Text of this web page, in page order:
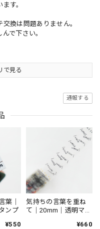
す。
換は問題ありません。
で下さい。
で見る
通報する
葉｜
ンプ
¥550
気持ちの言葉を重ね
て｜20mm｜透明マス
¥660